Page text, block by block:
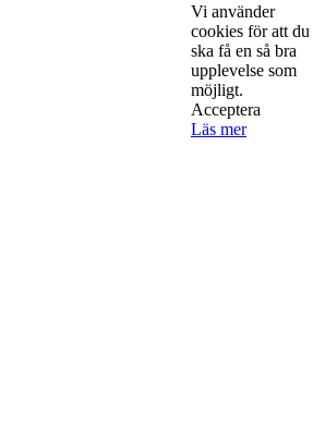
Vi använder
cookies för att du
ska få en så bra
upplevelse som
möjligt.
Acceptera
Läs mer